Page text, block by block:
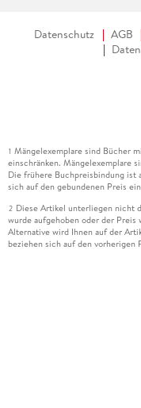
Datenschutz AGB
1 Mängelexemplare sind Bücher
einschränken. Mängelexemplare
Die frühere Buchpreisbindung ist
sich auf den gebundenen Preis
2 Diese Artikel unterliegen nicht
wurde aufgehoben oder der
Alternative wird Ihnen auf der
beziehen sich auf den vorherigen